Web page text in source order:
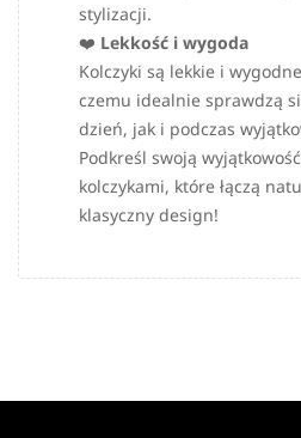
stylizacji.
❤️ Lekkość i wygoda
Kolczyki są lekkie i
czemu idealnie sprawdzą
dzień, jak i podczas
Podkreśl swoją
kolczykami, które łączą
klasyczny design!